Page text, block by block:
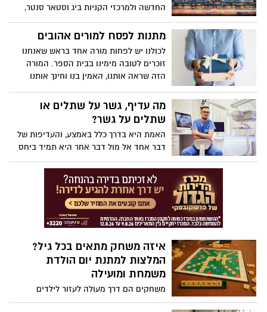
החדשה ולמרכזי הקניות ביג וסטאר סנטר,
בונות בימים אלה קבוצות תדהר ויובלים את
פרויקט "כוכב הצפון" – שער הכניסה החדש
ברמה הגבוהה ביותר
מתנות לפסח למורים אהובים
לכולנו יש לפחות מורה אחד בראש שאנחנו
זוכרים לטובה מימינו בבית הספר. המורה
הזה שראה אותנו, האמין בנו וחינך אותנו
בראשינו. מורה טוב הוא מתנה לכל החיים,
ואם לילד/ה שלכם יש מורה אהוב במיוחד,
כדאי לכם להראות את ההערכה אליו כבר
עכשיו - כי ברור לכולנו כמה קשה הוא עובד.
מה עדיף, גשר על שתלים או
שתלים על גשר?
האמת היא בדרך כלל באמצע, והעדיפות של
דבר אחד אל מול דבר אחר היא תמיד ביחס
למציאות כלשהי. הבחירה של רופא, במקרה
זה רופא שיניים, להמליץ לאדם אחד טיפול
בגשר ולאחר טיפול בשתלים אינה יכולה
להעיד אלא על אבחנה שונה במצב.
איזה משחק מתאים בכל גיל?
המלצות למתנת יום הולדת
משמחת ומועילה
משחקים הם דרך מעולה לעזור לילדים
להתפתח. הקביעה הזו תקפה בכל הגילאים,